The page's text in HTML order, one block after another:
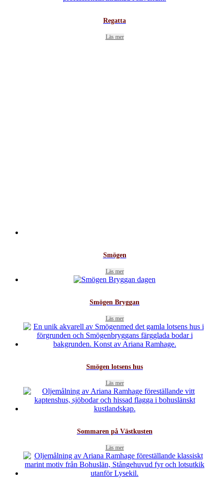
Regatta
Läs mer
Smögen
Läs mer
Smögen Bryggan
Läs mer
Smögen lotsens hus
Läs mer
Sommaren på Västkusten
Läs mer